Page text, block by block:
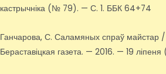
кастрычніка (№ 79). — С. 1. ББК 64+74
Ганчарова, С. Саламяных спраў майстар
Бераставіцкая газета. — 2016. — 19